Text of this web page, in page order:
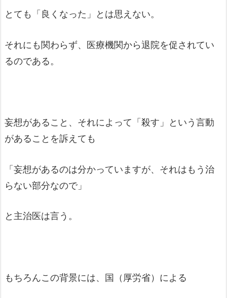
とても「良くなった」とは思えない。
それにも関わらず、医療機関から退院を促されてい
るのである。
妄想があること、それによって「殺す」という言動
があることを訴えても
「妄想があるのは分かっていますが、それはもう治
らない部分なので」
と主治医は言う。
もちろんこの背景には、国（厚労省）による